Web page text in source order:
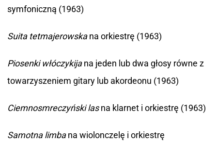
symfoniczną (1963)
Suita tetmajerowskana orkiestrę (1963)
Piosenki włóczykijana jeden lub dwa głosy równe z
towarzyszeniem gitary lub akordeonu (1963)
Ciemnosmreczyński lasna klarnet i orkiestrę (1963)
Samotna limbana wiolonczelę i orkiestrę